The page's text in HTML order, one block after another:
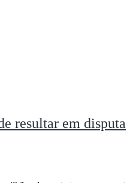
resultar em disputa